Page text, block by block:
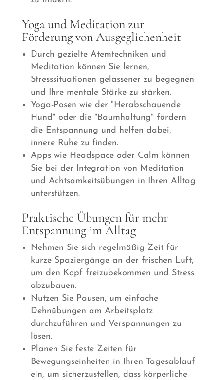
Yoga und Meditation zur
Förderung von Ausgeglichenheit
Durch gezielte Atemtechniken und
Meditation können Sie lernen,
Stresssituationen gelassener zu begegnen
und Ihre mentale Stärke zu stärken.
Yoga-Posen wie der "Herabschauende
Hund" oder die "Baumhaltung" fördern
die Entspannung und helfen dabei,
innere Ruhe zu finden.
Apps wie Headspace oder Calm können
Sie bei der Integration von Meditation
und Achtsamkeitsübungen in Ihren Alltag
unterstützen.
Praktische Übungen für mehr
Entspannung im Alltag
Nehmen Sie sich regelmäßig Zeit für
kurze Spaziergänge an der frischen Luft,
um den Kopf freizubekommen und Stress
abzubauen.
Nutzen Sie Pausen, um einfache
Dehnübungen am Arbeitsplatz
durchzuführen und Verspannungen zu
lösen.
Planen Sie feste Zeiten für
Bewegungseinheiten in Ihren Tagesablauf
ein, um sicherzustellen, dass körperliche